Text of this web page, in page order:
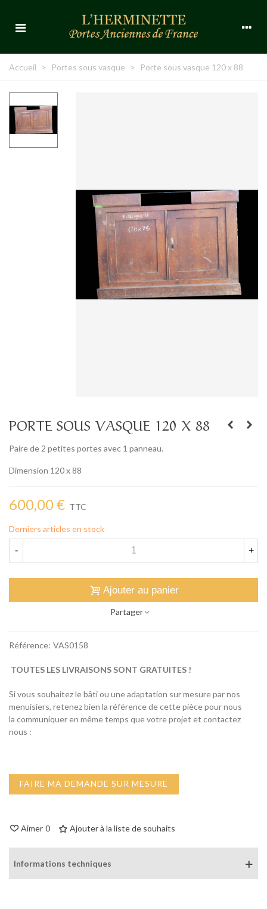
Accueil > Portes sous vasque > Porte sous vasque 120 x 88
PORTE SOUS VASQUE 120 X 88
Paire de 2 petites portes avec 1 panneau.
Dimension 120 x 88
600,00 € TTC
Derniers articles en stock
- +
Ajouter au panier
Partager
Référence: VAS0158
TOUTES LES LIVRAISONS SONT GRATUITES !
Si vous souhaitez le bâti ou une adaptation sur mesure par nos
menuisiers, retenez bien la référence de cette pièce pour nous
la communiquer en même temps que votre projet et contactez
nous :
FAIRE MA DEMANDE SUR MESURE
Aimer 0 Ajouter à la liste de souhaits
Informations techniques